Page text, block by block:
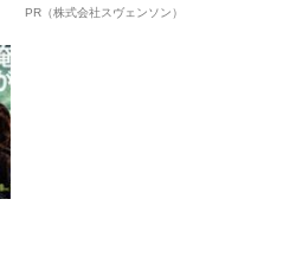
オイ”や“ベタつき”を解消す
PR（株式会社スヴェンソン）